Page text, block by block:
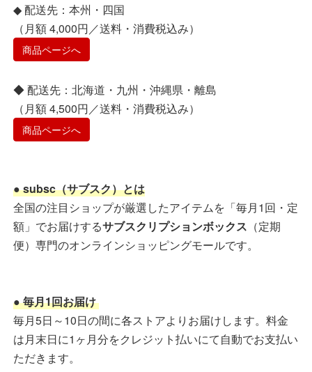
◆ 配送先：本州・四国
（月額 4,000円／送料・消費税込み）
商品ページへ
◆ 配送先：北海道・九州・沖縄県・離島
（月額 4,500円／送料・消費税込み）
商品ページへ
● subsc（サブスク）とは
全国の注目ショップが厳選したアイテムを「毎月1回・定
額」でお届けするサブスクリプションボックス （定期
便）専門のオンラインショッピングモールです。
● 毎月1回お届け
毎月5日～10日の間に各ストアよりお届けします。料金
は月末日に1ヶ月分をクレジット払いにて自動でお支払い
ただきます。